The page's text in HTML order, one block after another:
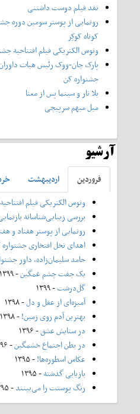
نقد فیلم دوست داشتنی
رونمایی از پوستر‌ سومین دوره
کوتاه کوکِر
ونوس الکتریکی فیلم افتتاحیه
پارک چان-ووک رئیس هیات
جشنواره کن
بلا تار و سینما پس از معنا
میل مبهم سرپیچی
آرشیو
فروردين ارديبهشت
ونوس الکتریکی فیلم
بررسی زیبایی‌شناسانه
رونمایی از پوستر هفتاد و
اهدای نخل افتخاری
حامد سلیمان‌زاده، داور
یک جفت چشم غمگین- ۱۳۹۹
گل‌درشت- ۱۳۹۹
آمیزه‌ای از عقل و دل- ۱۳۹۸
بهترین آدم روی زمین!- ۱۳۹۸
در ستایش عشق- ۱۳۹۶
در بطن اجتماع خشمگین- ۱۳۹۶
عکاس اسطوره‌ها!- ۱۳۹۵
بازیابی گذشته- ۱۳۹۵
رنگ پوستت را می‌بینند- ۱۳۹۵